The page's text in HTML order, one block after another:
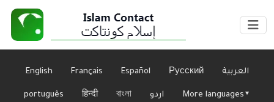
English Français Español Русский العربية
português हिन्दी বাংলা اردو More languages▾